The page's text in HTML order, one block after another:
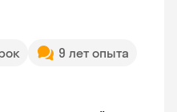
9 лет опыта